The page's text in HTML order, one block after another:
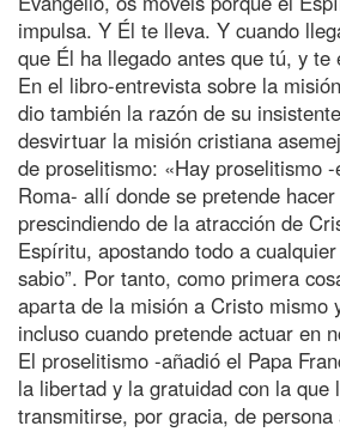
impulsa. Y Él te lleva. Y cuando
que Él ha llegado antes que tú, y te
En el libro-entrevista sobre la
dio también la razón de su
desvirtuar la misión cristiana
de proselitismo: «Hay proselitismo
Roma- allí donde se pretende
prescindiendo de la atracción de
Espíritu, apostando todo a
sabio”. Por tanto, como primera
aparta de la misión a Cristo mismo
incluso cuando pretende actuar en
El proselitismo -añadió el Papa
la libertad y la gratuidad con la que
transmitirse, por gracia, de persona